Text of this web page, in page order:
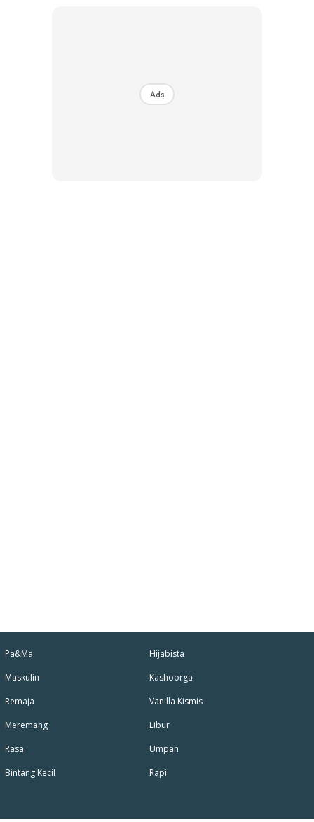
Ads
Pa&Ma
Maskulin
Remaja
Meremang
Rasa
Bintang Kecil
Hijabista
Kashoorga
Vanilla Kismis
Libur
Umpan
Rapi